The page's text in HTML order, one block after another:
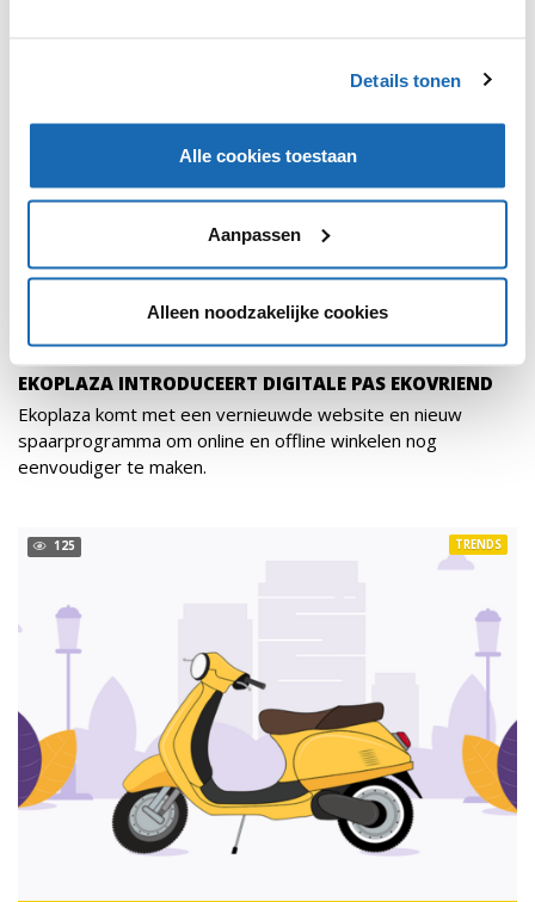
Details tonen
Alle cookies toestaan
Aanpassen
Alleen noodzakelijke cookies
EKOPLAZA INTRODUCEERT DIGITALE PAS EKOVRIEND
RETAIL OUTLOOK 14 JANUARI 2022 284
Ekoplaza komt met een vernieuwde website en nieuw
spaarprogramma om online en offline winkelen nog
eenvoudiger te maken.
125 TRENDS